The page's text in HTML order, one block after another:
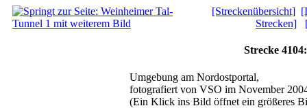
[Streckenübersicht]
Strecken]
Strecke
Umgebung am Nordostportal,
fotografiert von VSO im November
(Ein Klick ins Bild öffnet ein größeres